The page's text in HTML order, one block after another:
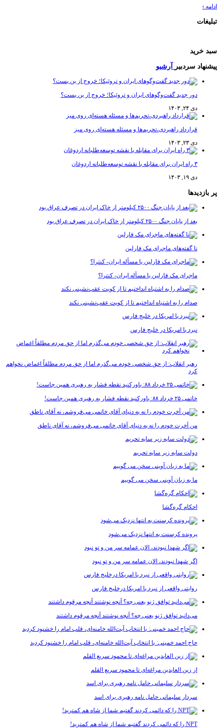
ادامه ›
تبلیغات
سبد خرید
پیشنهاد سردبیر
آرشیو
دور جدید گفت‌وگوهای ایران و تروئیکا؛ خروج از بن بست؟
دی ۲۴, ۱۴۰۳
قرارداد راهبردی،تحریم‌ها و مسئله هسته‌ای روی میز
دی ۲۳, ۱۴۰۳
۳ راه ایران برای مقابله با نقشه توسعه‌طلبانه اردوغان
دی ۱۹, ۱۴۰۳
پر بازدیدها
بعد از پایان جنگ ۲۵۰۰ کیلومتر از خاک ایران در تصرف عراق بود
نا گفته‌های ماجرای مک فارلین
ماجرای مک فارلین یا مسأله ایران- کنترا؟
صدام را به اشتباه انداختیم تا از کویت عقب‌نشینی نکند
نبرد با امریکا در خلیج فارس
رهبر انقلاب: از حق شخصی خودم می‌گذرم اما از حق مردم مطلقاً اغماض نخواهم
کرد
خاتمی ۲۵ خرداد ۸۸: باورکنید نقطه فشار به رهبری همین جاست!
من آخرت خودم را نه به دنیای آقای خاتمی می‌فروشم، نه آقای ناطق
دولت سایه زیر سایه تحریم
ما به زبان آوینی سخن می گوییم
احکام گره‌گشا
پرونده کرسنت به انتها نزدیک می‌شود
اگر شهدا نبودند، الان عمامه سر من و تو نبود
روایتی واقعی از نبرد با امریکا درخلیج فارس
می‌دانید توافق ژنو یعنی چه؟ آنچه نوشتند آنچه مرقوم داشتند
حاج احمد خمینی: با انتخاب آیت‌الله خامنه‌ای، قلب امام را خشنود کردید
از زین العابدین مراغه‌ای تا محمود سریع القلم
سردار سلیمانی حامل نامه رهبری برای اسد
NPT را که دائمی کردند گفتیم شما از شاه هم کمترید!